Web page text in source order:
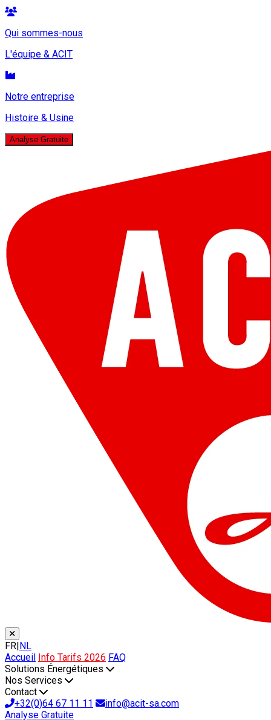
Qui sommes-nous
L'équipe & ACIT
Notre entreprise
Histoire & Usine
Analyse Gratuite
FR NL
Accueil
Info Tarifs 2026 FAQ
Solutions Énergétiques
Nos Services
Contact
+32(0)64 67 11 11
info@acit-sa.com
Analyse Gratuite